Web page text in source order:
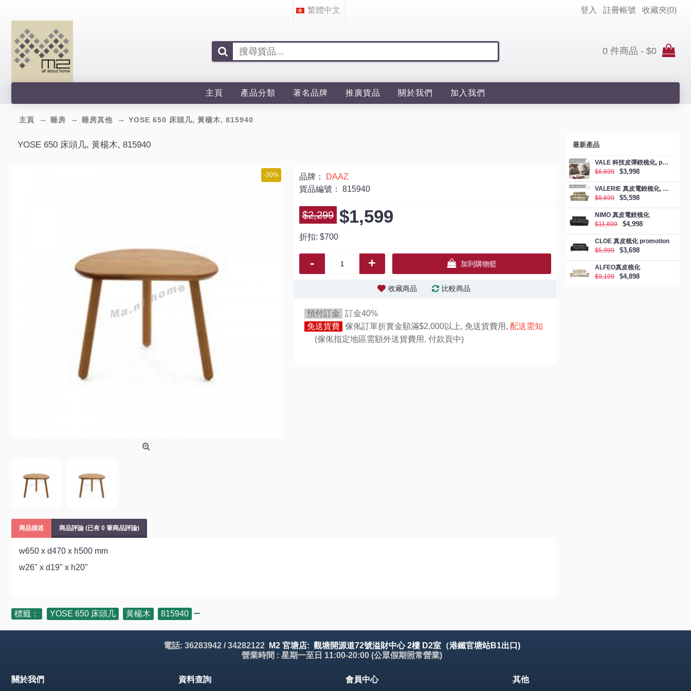
繁體中文 登入 註冊帳號 收藏夾(0)
0 件商品 - $0
主頁 產品分類 著名品牌 推廣貨品 關於我們 加入我們
主頁 睡房 睡房其他 YOSE 650 床頭几, 黃楊木, 815940
最新產品
VALE 科技皮彈鉸梳化, promotion
$6,699
$3,998
VALERIE 真皮電鉸梳化, promotion
$8,699
$5,598
NIMO 真皮電鉸梳化
$11,699
$4,998
CLOE 真皮梳化 promotion
$5,999
$3,698
ALFEO真皮梳化
$9,199
$4,898
YOSE 650 床頭几, 黃楊木, 815940
-30% 品牌：
DAAZ
貨品編號： 815940
$2,299 $1,599
折扣: $700
- + 加到購物籃
收藏商品 比較商品
預付訂金
訂金40%
免送貨費 傢俬訂單折實金額滿$2,000以上, 免送貨費用, 配送需知
(傢俬指定地區需額外送貨費用, 付款頁中)
商品描述 商品評論 (已有 0 筆商品評論)
w650 x d470 x h500 mm
w26" x d19" x h20"
標籤： YOSE 650 床頭几 黃楊木 815940
電話: 36283942 / 34282122
M2 官塘店: 觀塘開源道72號溢財中心 2樓 D2室（港鐵官塘站B1出口)
營業時間 : 星期一至日 11:00-20:00 (公眾假期照常營業)
關於我們 資料查詢 會員中心 其他